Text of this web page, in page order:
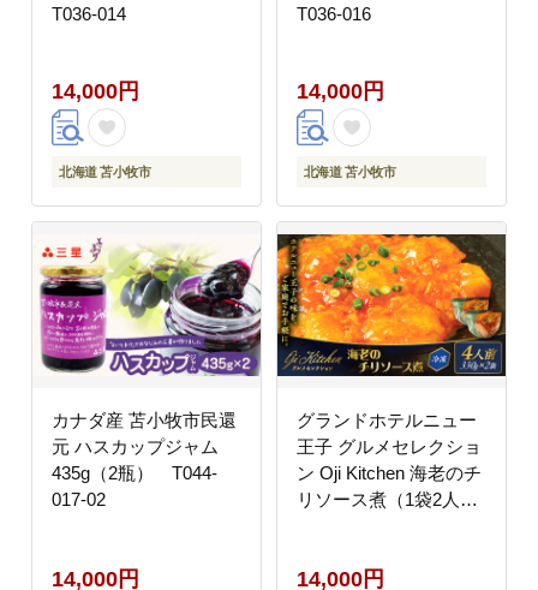
T036-014
14,000円
北海道 苫小牧市
T036-016
14,000円
北海道 苫小牧市
カナダ産 苫小牧市民還
元 ハスカップジャム
435g（2瓶） T044-
017-02
14,000円
グランドホテルニュー
王子 グルメセレクショ
ン Oji Kitchen 海老のチ
リソース煮（1袋2人
14,000円